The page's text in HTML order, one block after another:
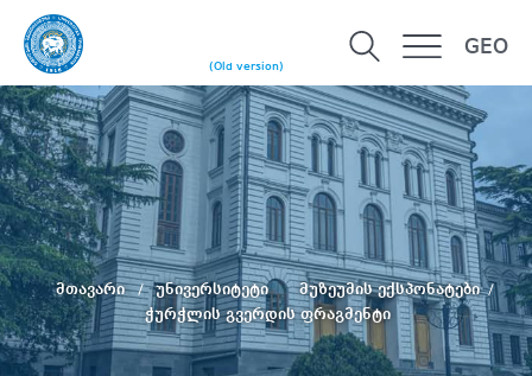
(Old version)
GEO
მთავარი უნივერსიტეტი
მუზეუმის ექსპონატები
ჭურჭლის გვერდის ფრაგმენტი